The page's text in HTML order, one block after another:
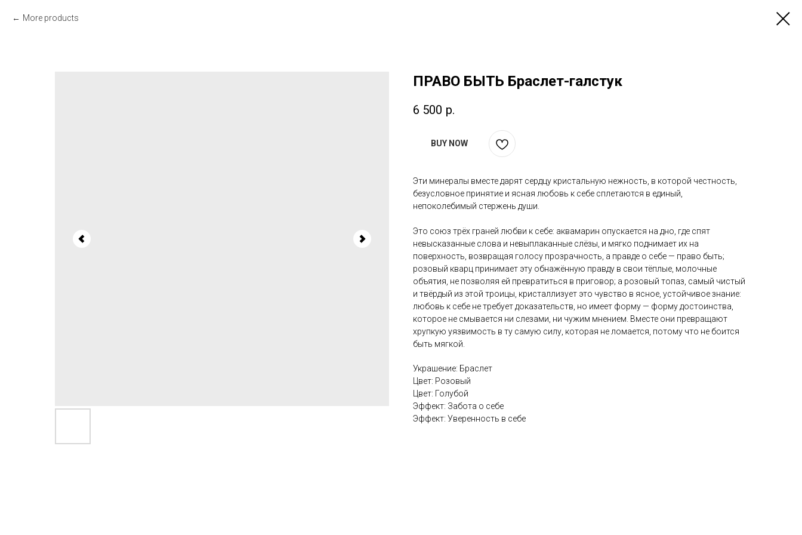
More products
ПРАВО БЫТЬ Браслет-галстук
6 500 р.
BUY NOW
Эти минералы вместе дарят сердцу кристальную нежность, в которой честность,
безусловное принятие и ясная любовь к себе сплетаются в единый,
непоколебимый стержень души.
Это союз трёх граней любви к себе: аквамарин опускается на дно, где спят
невысказанные слова и невыплаканные слёзы, и мягко поднимает их на
поверхность, возвращая голосу прозрачность, а правде о себе — право быть;
розовый кварц принимает эту обнажённую правду в свои тёплые, молочные
объятия, не позволяя ей превратиться в приговор; а розовый топаз, самый чистый
и твёрдый из этой троицы, кристаллизует это чувство в ясное, устойчивое знание:
любовь к себе не требует доказательств, но имеет форму — форму достоинства,
которое не смывается ни слезами, ни чужим мнением. Вместе они превращают
хрупкую уязвимость в ту самую силу, которая не ломается, потому что не боится
быть мягкой.
Украшение: Браслет
Цвет: Розовый
Цвет: Голубой
Эффект: Забота о себе
Эффект: Уверенность в себе